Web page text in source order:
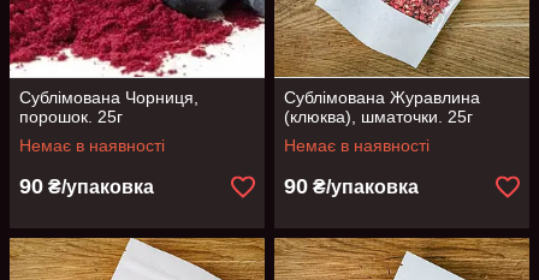
Сублімована Чорниця,
порошок. 25г
Немає в наявності
90 ₴/упаковка
Сублімована Журавлина
(клюква), шматочки. 25г
Немає в наявності
90 ₴/упаковка